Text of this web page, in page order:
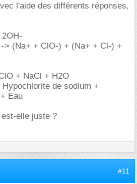
l'aide des différents réponses,
> (Na+ + ClO-) + (Na+ + Cl-) +
+ NaCl + H2O
de sodium +
Eau
elle juste ?
#11